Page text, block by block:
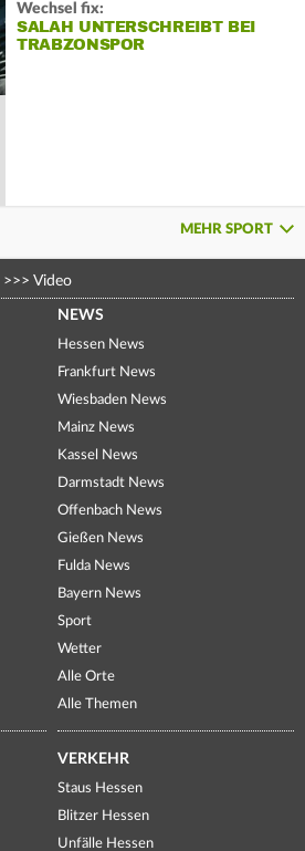
Wechsel fix:
SALAH UNTERSCHREIBT BEI
TRABZONSPOR
MEHR SPORT
>>> Video
NEWS
Hessen News
Frankfurt News
Wiesbaden News
Mainz News
Kassel News
Darmstadt News
Offenbach News
Gießen News
Fulda News
Bayern News
Sport
Wetter
Alle Orte
Alle Themen
VERKEHR
Staus Hessen
Blitzer Hessen
Unfälle Hessen